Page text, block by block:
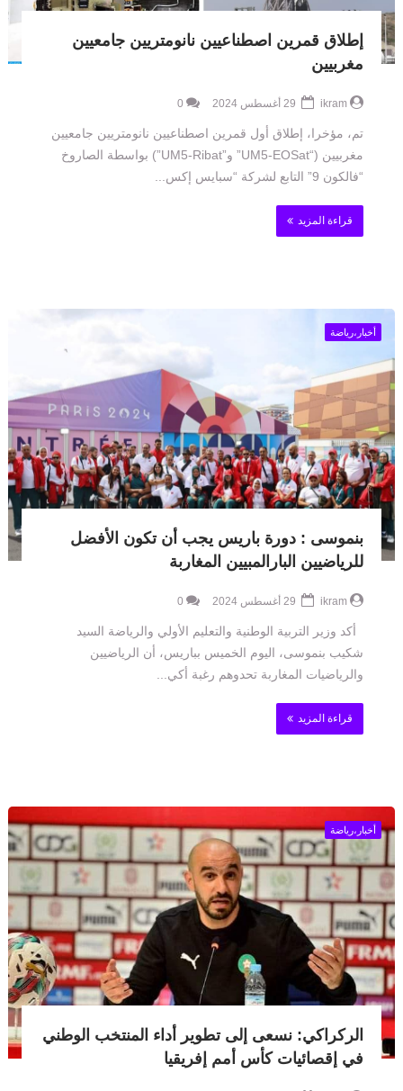
إطلاق قمرين اصطناعيين نانومتريين جامعيين
مغربيين
ikram
0
تم، مؤخرا، إطلاق أول قمرين اصطناعيين نانومتريين جامعيين
مغربيين (“UM5-EOSat” و”UM5-Ribat”) بواسطة الصاروخ
“فالكون 9” التابع لشركة “سبايس إكس...
قراءة المزيد
أخبار،رياضة
بنموسى : دورة باريس يجب أن تكون الأفضل
للرياضيين البارالمبيين المغاربة
ikram
0
أكد وزير التربية الوطنية والتعليم الأولي والرياضة السيد
شكيب بنموسى، اليوم الخميس بباريس، أن الرياضيين
والرياضيات المغاربة تحدوهم رغبة أكي...
قراءة المزيد
أخبار،رياضة
الركراكي: نسعى إلى تطوير أداء المنتخب الوطني
في إقصائيات كأس أمم إفريقيا